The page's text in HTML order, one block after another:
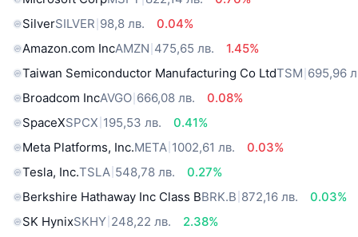
SilverSILVER 98,8 лв.
0.04%
Amazon.com IncAMZN 475,65 лв.
1.45%
Taiwan Semiconductor Manufacturing Co LtdTSM 695,96
Broadcom IncAVGO 666,08 лв.
0.08%
SpaceXSPCX 195,53 лв.
0.41%
Meta Platforms, Inc.META 1002,61 лв.
0.03%
Tesla, Inc.TSLA 548,78 лв.
0.27%
Berkshire Hathaway Inc Class BBRK.B 872,16 лв.
0.03%
SK HynixSKHY 248,22 лв.
2.38%